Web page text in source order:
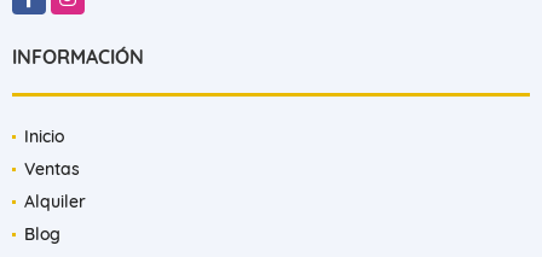
INFORMACIÓN
Inicio
Ventas
Alquiler
Blog